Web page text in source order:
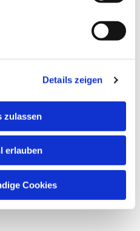
Details zeigen
zulassen
erlauben
Cookies